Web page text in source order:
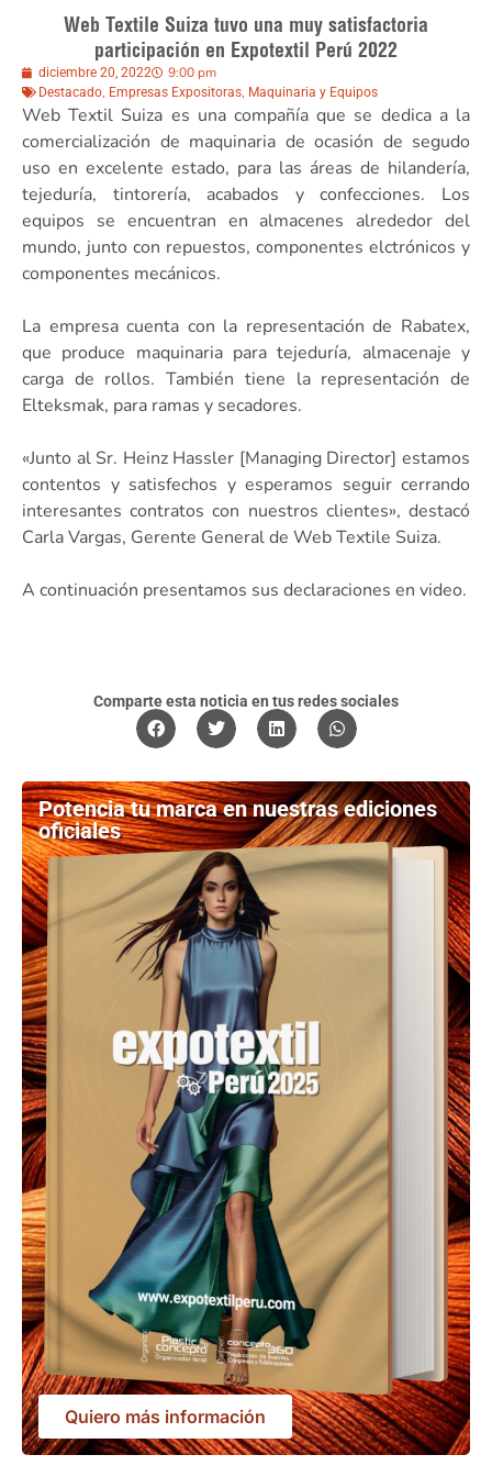
Web Textile Suiza tuvo una muy satisfactoria
participación en Expotextil Perú 2022
diciembre 20, 2022 9:00 pm
Destacado, Empresas Expositoras, Maquinaria y Equipos
Web Textil Suiza es una compañía que se dedica a la
comercialización de maquinaria de ocasión de segudo
uso en excelente estado, para las áreas de hilandería,
tejeduría, tintorería, acabados y confecciones. Los
equipos se encuentran en almacenes alrededor del
mundo, junto con repuestos, componentes elctrónicos y
componentes mecánicos.
La empresa cuenta con la representación de Rabatex,
que produce maquinaria para tejeduría, almacenaje y
carga de rollos. También tiene la representación de
Elteksmak, para ramas y secadores.
«Junto al Sr. Heinz Hassler [Managing Director] estamos
contentos y satisfechos y esperamos seguir cerrando
interesantes contratos con nuestros clientes», destacó
Carla Vargas, Gerente General de Web Textile Suiza.
A continuación presentamos sus declaraciones en video.
Comparte esta noticia en tus redes sociales
Potencia tu marca en nuestras ediciones
oficiales
Quiero más información